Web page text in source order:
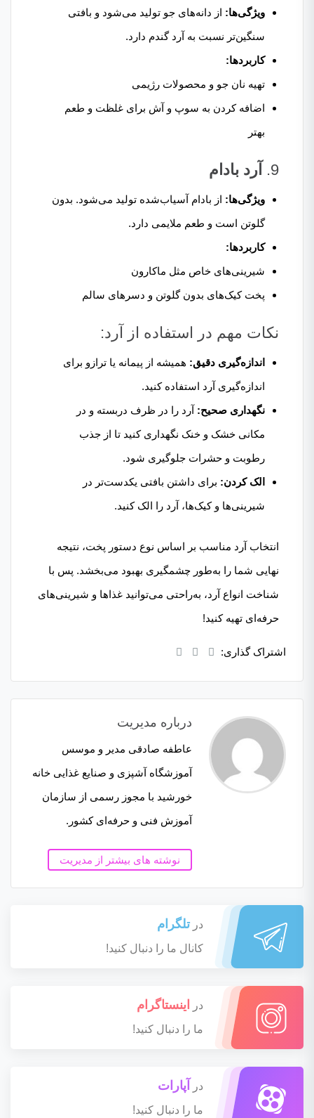
ویژگی‌ها: از دانه‌های جو تولید می‌شود و بافتی
سنگین‌تر نسبت به آرد گندم دارد.
کاربردها:
تهیه نان جو و محصولات رژیمی
اضافه کردن به سوپ و آش برای غلظت و طعم
بهتر
9. آرد بادام
ویژگی‌ها: از بادام آسیاب‌شده تولید می‌شود. بدون
گلوتن است و طعم ملایمی دارد.
کاربردها:
شیرینی‌های خاص مثل ماکارون
پخت کیک‌های بدون گلوتن و دسرهای سالم
نکات مهم در استفاده از آرد:
اندازه‌گیری دقیق: همیشه از پیمانه یا ترازو برای
اندازه‌گیری آرد استفاده کنید.
نگهداری صحیح: آرد را در ظرف دربسته و در
مکانی خشک و خنک نگهداری کنید تا از جذب
رطوبت و حشرات جلوگیری شود.
الک کردن: برای داشتن بافتی یکدست‌تر در
شیرینی‌ها و کیک‌ها، آرد را الک کنید.
انتخاب آرد مناسب بر اساس نوع دستور پخت، نتیجه
نهایی شما را به‌طور چشمگیری بهبود می‌بخشد. پس با
شناخت انواع آرد، به‌راحتی می‌توانید غذاها و شیرینی‌های
حرفه‌ای تهیه کنید!
اشتراک گذاری:
درباره مدیریت
عاطفه صادقی مدیر و موسس
آموزشگاه آشپزی و صنایع غذایی خانه
خورشید با مجوز رسمی از سازمان
آموزش فنی و حرفه‌ای کشور.
نوشته های بیشتر از مدیریت
در تلگرام
کانال ما را دنبال کنید!
در اینستاگرام
ما را دنبال کنید!
در آپارات
ما را دنبال کنید!